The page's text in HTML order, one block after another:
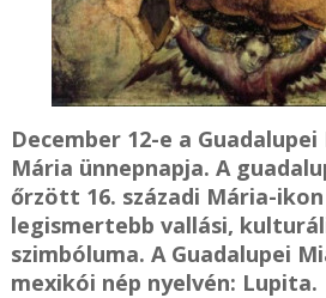
December 12-e a
Mária ünnepnapja. A
őrzött 16. századi Mária-
legismertebb vallási,
szimbóluma. A Guadalupei
mexikói nép nyelvén: Lupita.